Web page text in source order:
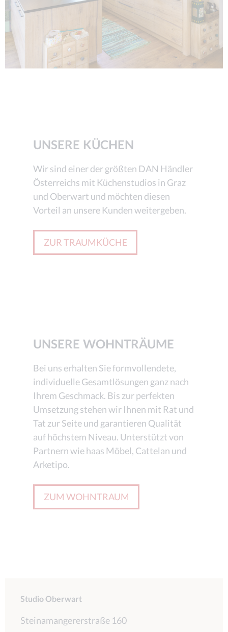
UNSERE KÜCHEN
Wir sind einer der größten DAN Händler
Österreichs mit Küchenstudios in Graz
und Oberwart und möchten diesen
Vorteil an unsere Kunden weitergeben.
ZUR TRAUMKÜCHE
UNSERE WOHNTRÄUME
Bei uns erhalten Sie formvollendete,
individuelle Gesamtlösungen ganz nach
Ihrem Geschmack. Bis zur perfekten
Umsetzung stehen wir Ihnen mit Rat und
Tat zur Seite und garantieren Qualität
auf höchstem Niveau. Unterstützt von
Partnern wie haas Möbel, Cattelan und
Arketipo.
ZUM WOHNTRAUM
Studio Oberwart
Steinamangererstraße 160